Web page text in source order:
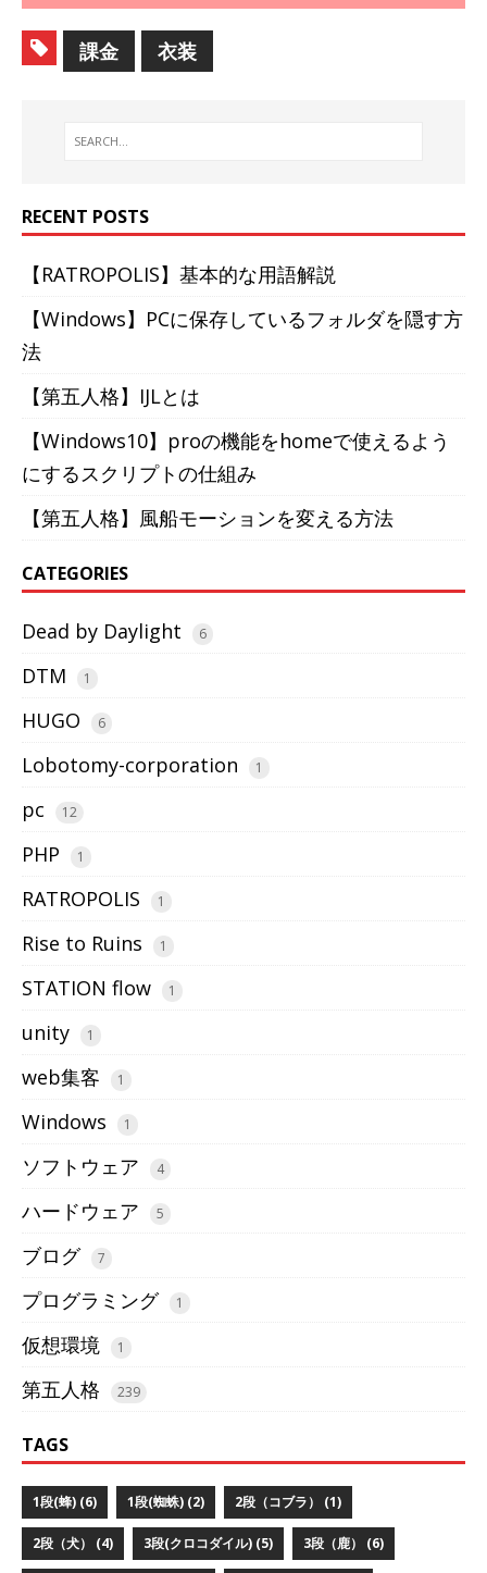
課金 衣装
RECENT POSTS
【RATROPOLIS】基本的な用語解説
【Windows】PCに保存しているフォルダを隠す方
法
【第五人格】IJLとは
【Windows10】proの機能をhomeで使えるよう
にするスクリプトの仕組み
【第五人格】風船モーションを変える方法
CATEGORIES
Dead by Daylight 6
DTM 1
HUGO 6
Lobotomy-corporation 1
pc 12
PHP 1
RATROPOLIS 1
Rise to Ruins 1
STATION flow 1
unity 1
web集客 1
Windows 1
ソフトウェア 4
ハードウェア 5
ブログ 7
プログラミング 1
仮想環境 1
第五人格 239
TAGS
1段(蜂) (6) 1段(蜘蛛) (2) 2段（コブラ） (1)
2段（犬） (4) 3段(クロコダイル) (5) 3段（鹿） (6)